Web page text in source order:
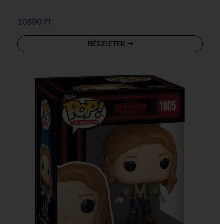
10690 Ft
RÉSZLETEK